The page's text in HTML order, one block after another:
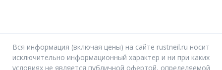
Вся информация (включая цены) на сайте rustneil.ru носит
исключительно информационный характер и ни при каких
условиях не является публичной офертой, определяемой